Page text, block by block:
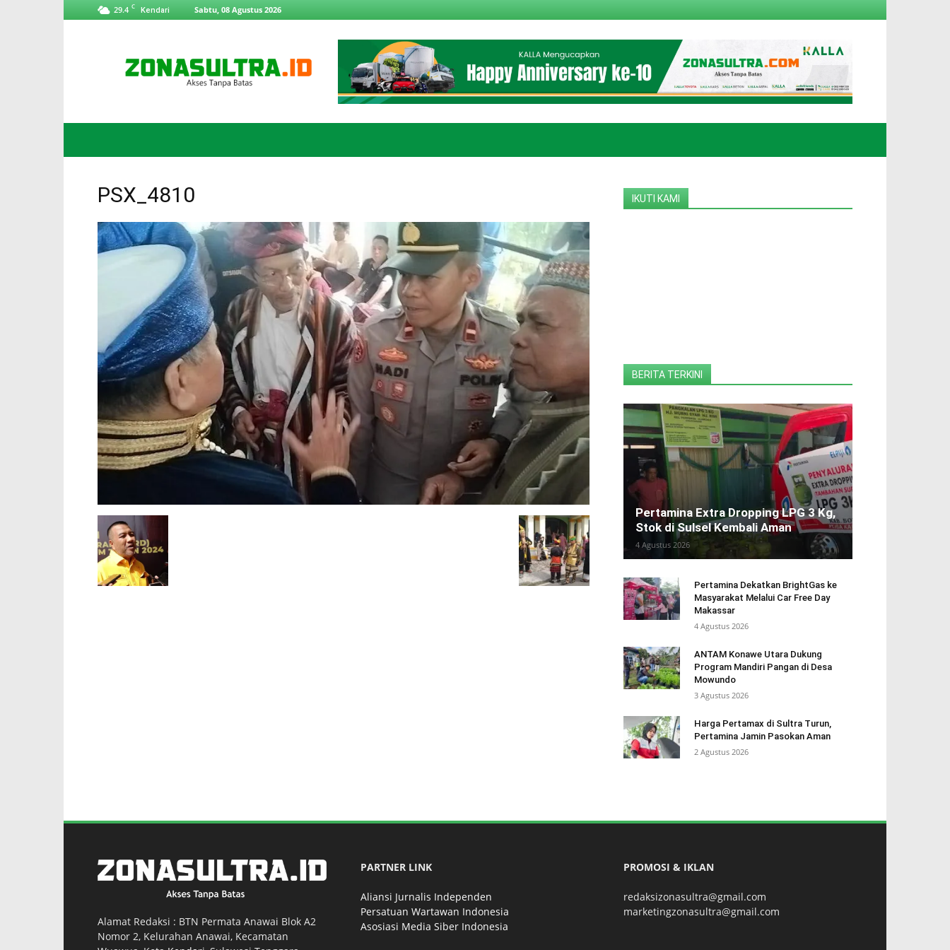
29.4 C Kendari Sabtu, 08 Agustus 2026
PSX_4810 IKUTI KAMI
BERITA TERKINI
Pertamina Extra Dropping LPG 3 Kg,
Stok di Sulsel Kembali Aman
4 Agustus 2026
Pertamina Dekatkan BrightGas ke
Masyarakat Melalui Car Free Day
Makassar
4 Agustus 2026
ANTAM Konawe Utara Dukung
Program Mandiri Pangan di Desa
Mowundo
3 Agustus 2026
Harga Pertamax di Sultra Turun,
Pertamina Jamin Pasokan Aman
2 Agustus 2026
Alamat Redaksi : BTN Permata Anawai Blok A2
Nomor 2, Kelurahan Anawai, Kecamatan
PARTNER LINK
Aliansi Jurnalis Independen
Persatuan Wartawan Indonesia
Asosiasi Media Siber Indonesia
PROMOSI & IKLAN
redaksizonasultra@gmail.com
marketingzonasultra@gmail.com